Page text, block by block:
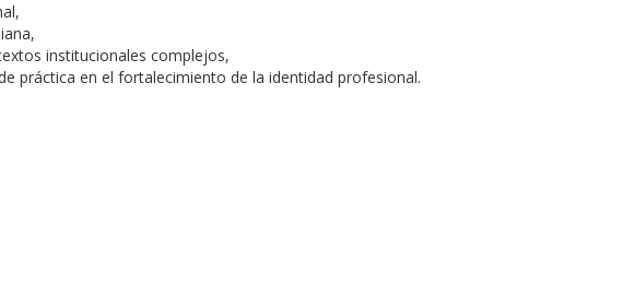
institucionales complejos,
práctica en el fortalecimiento de la identidad profesional.